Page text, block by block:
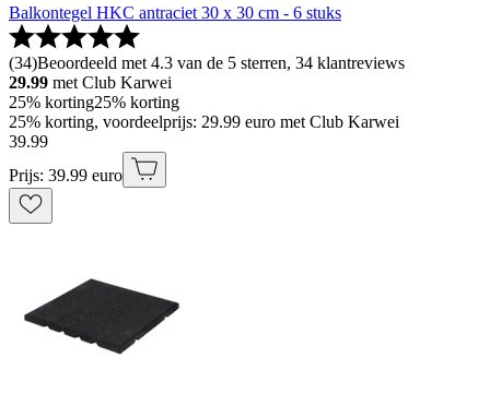
Balkontegel HKC antraciet 30 x 30 cm - 6 stuks
(34)Beoordeeld met 4.3 van de 5 sterren, 34 klantreviews
29.99 met Club Karwei
25% korting25% korting
25% korting, voordeelprijs: 29.99 euro met Club Karwei
39.99
Prijs: 39.99 euro